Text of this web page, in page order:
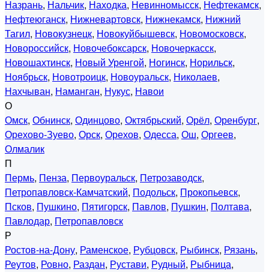
Назрань, Нальчик, Находка, Невинномысск, Нефтекамск,
Нефтеюганск, Нижневартовск, Нижнекамск, Нижний
Тагил, Новокузнецк, Новокуйбышевск, Новомосковск,
Новороссийск, Новочебоксарск, Новочеркасск,
Новошахтинск, Новый Уренгой, Ногинск, Норильск,
Ноябрьск, Новотроицк, Новоуральск, Николаев,
Нахчыван, Наманган, Нукус, Навои
О
Омск, Обнинск, Одинцово, Октябрьский, Орёл, Оренбург,
Орехово-Зуево, Орск, Орехов, Одесса, Ош, Оргеев,
Олмалик
П
Пермь, Пенза, Первоуральск, Петрозаводск,
Петропавловск-Камчатский, Подольск, Прокопьевск,
Псков, Пушкино, Пятигорск, Павлов, Пушкин, Полтава,
Павлодар, Петропавловск
Р
Ростов-на-Дону, Раменское, Рубцовск, Рыбинск, Рязань,
Реутов, Ровно, Раздан, Рустави, Рудный, Рыбница,